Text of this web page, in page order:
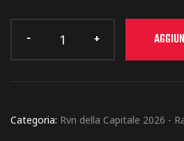
Categoria: Rvn della Capitale 2026 -